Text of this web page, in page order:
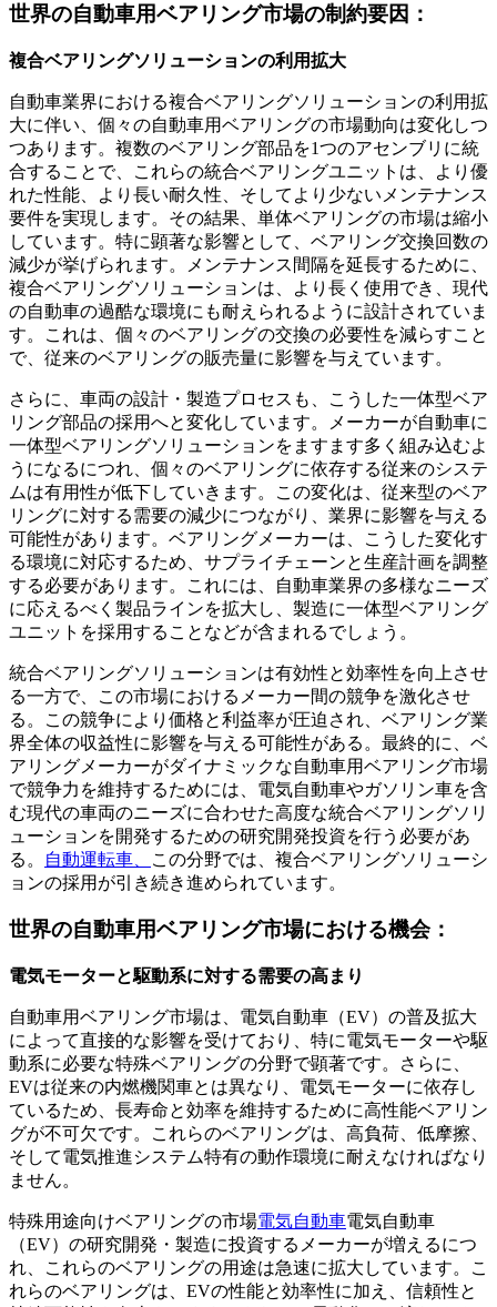
世界の自動車用ベアリング市場の制約要因：
複合ベアリングソリューションの利用拡大
自動車業界における複合ベアリングソリューションの利用拡
大に伴い、個々の自動車用ベアリングの市場動向は変化しつ
つあります。複数のベアリング部品を1つのアセンブリに統
合することで、これらの統合ベアリングユニットは、より優
れた性能、より長い耐久性、そしてより少ないメンテナンス
要件を実現します。その結果、単体ベアリングの市場は縮小
しています。特に顕著な影響として、ベアリング交換回数の
減少が挙げられます。メンテナンス間隔を延長するために、
複合ベアリングソリューションは、より長く使用でき、現代
の自動車の過酷な環境にも耐えられるように設計されていま
す。これは、個々のベアリングの交換の必要性を減らすこと
で、従来のベアリングの販売量に影響を与えています。
さらに、車両の設計・製造プロセスも、こうした一体型ベア
リング部品の採用へと変化しています。メーカーが自動車に
一体型ベアリングソリューションをますます多く組み込むよ
うになるにつれ、個々のベアリングに依存する従来のシステ
ムは有用性が低下していきます。この変化は、従来型のベア
リングに対する需要の減少につながり、業界に影響を与える
可能性があります。ベアリングメーカーは、こうした変化す
る環境に対応するため、サプライチェーンと生産計画を調整
する必要があります。これには、自動車業界の多様なニーズ
に応えるべく製品ラインを拡大し、製造に一体型ベアリング
ユニットを採用することなどが含まれるでしょう。
統合ベアリングソリューションは有効性と効率性を向上させ
る一方で、この市場におけるメーカー間の競争を激化させ
る。この競争により価格と利益率が圧迫され、ベアリング業
界全体の収益性に影響を与える可能性がある。最終的に、ベ
アリングメーカーがダイナミックな自動車用ベアリング市場
で競争力を維持するためには、電気自動車やガソリン車を含
む現代の車両のニーズに合わせた高度な統合ベアリングソリ
ューションを開発するための研究開発投資を行う必要があ
る。
自動運転車、
この分野では、複合ベアリングソリューシ
ョンの採用が引き続き進められています。
世界の自動車用ベアリング市場における機会：
電気モーターと駆動系に対する需要の高まり
自動車用ベアリング市場は、電気自動車（EV）の普及拡大
によって直接的な影響を受けており、特に電気モーターや駆
動系に必要な特殊ベアリングの分野で顕著です。さらに、
EVは従来の内燃機関車とは異なり、電気モーターに依存し
ているため、長寿命と効率を維持するために高性能ベアリン
グが不可欠です。これらのベアリングは、高負荷、低摩擦、
そして電気推進システム特有の動作環境に耐えなければなり
ません。
特殊用途向けベアリングの市場電気自動車電気自動車
（EV）の研究開発・製造に投資するメーカーが増えるにつ
れ、これらのベアリングの用途は急速に拡大しています。こ
れらのベアリングは、EVの性能と効率性に加え、信頼性と